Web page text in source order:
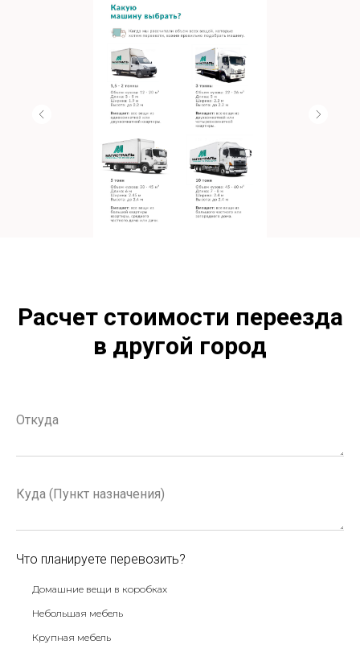
Расчет стоимости переезда
в другой город
Что планируете перевозить?
Домашние вещи в коробках
Небольшая мебель
Крупная мебель